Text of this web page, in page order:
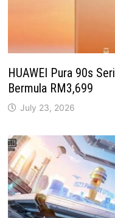
HUAWEI Pura 90s
Bermula RM3,699
July 23, 2026